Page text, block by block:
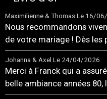
Maximilienne & ThomasLe 16/
Nous recommandons
de votre mariage ! Dès les
Johanna & Axel Le 24/04/2026
Merci à Franck qui a
belle ambiance années